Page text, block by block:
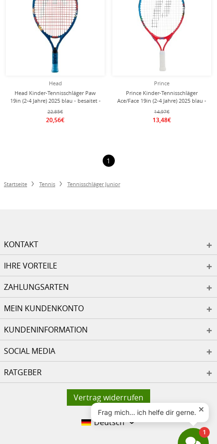
Head
Head Kinder-Tennisschläger Paw
19in (2-4 Jahre) 2025 blau - besaitet -
22,85€
20,56€
Prince
Prince Kinder-Tennisschläger
Ace/Face 19in (2-4 Jahre) 2025 blau -
besaitet -
14,97€
13,48€
1
Startseite Tennis Tennisschläger Junior
KONTAKT
IHRE VORTEILE
ZAHLUNGSARTEN
MEIN KUNDENKONTO
KUNDENINFORMATION
SOCIAL MEDIA
RATGEBER
Vertrag widerrufen
Deutsch